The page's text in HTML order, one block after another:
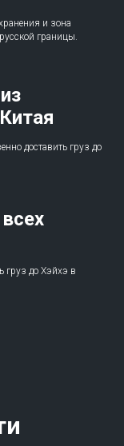
и зона
границы.
доставить груз до
груз до Хэйхэ в